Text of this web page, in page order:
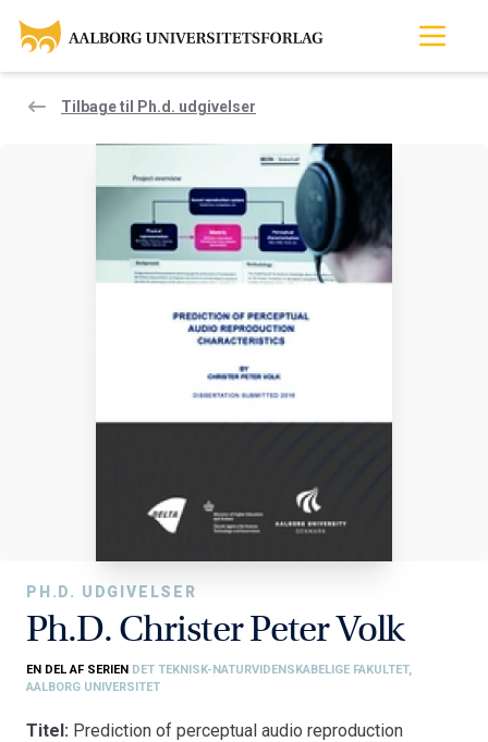
Tilbage til Ph.d. udgivelser
PH.D. UDGIVELSER
Ph.D. Christer Peter Volk
EN DEL AF SERIEN DET TEKNISK-NATURVIDENSKABELIGE FAKULTET,
AALBORG UNIVERSITET
Titel: Prediction of perceptual audio reproduction